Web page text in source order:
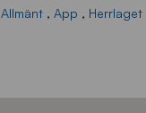
_
Allmänt , App , Herrlaget